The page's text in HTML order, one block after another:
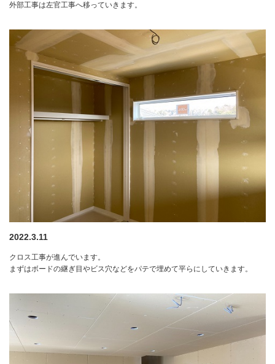
外部工事は左官工事へ移っていきます。
2022.3.11
クロス工事が進んでいます。
まずはボードの継ぎ目やビス穴などをパテで埋めて平らにしていきます。